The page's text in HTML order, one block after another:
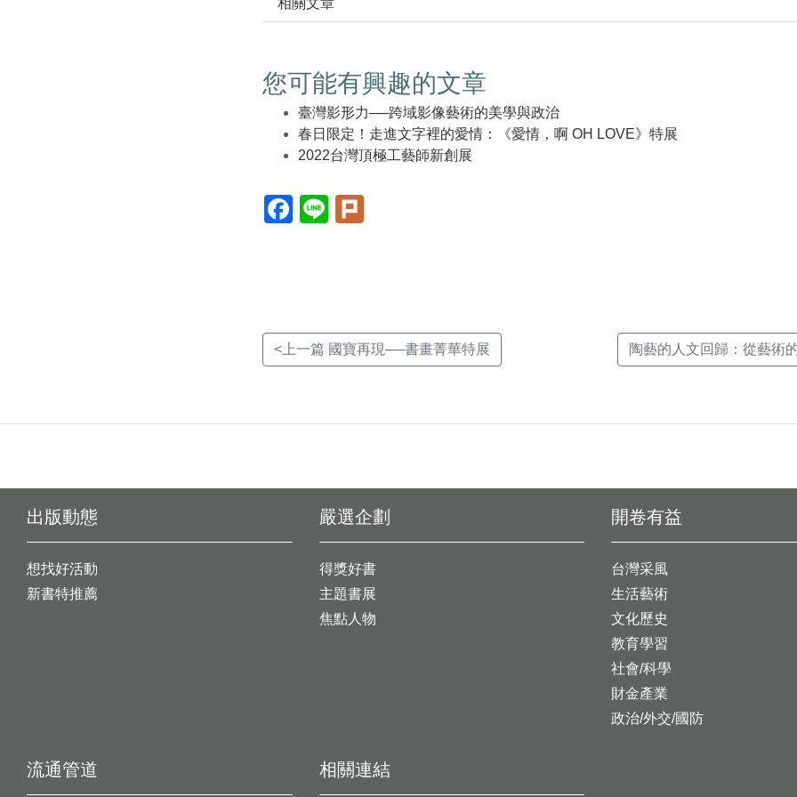
您可能有興趣的文章
臺灣影形力──跨域影像藝術的美學與政治
春日限定！走進文字裡的愛情：《愛情，啊 OH LOVE》特展
2022台灣頂極工藝師新創展
Facebook(另
開
Line(另
開
<上一篇 國寶再現──書畫菁華特展 陶藝的人文回歸：從藝術
出版動態
想找好活動
新書特推薦
開卷有益
台灣采風
生活藝術
文化歷史
教育學習
社會/科學
財金產業
政治/外交/國防
嚴選企劃
得獎好書
主題書展
焦點人物
流通管道 相關連結